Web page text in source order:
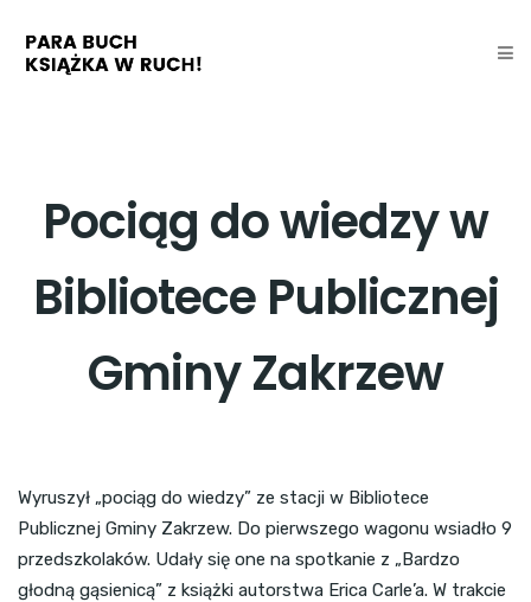
Pociąg do wiedzy w
Bibliotece Publicznej
Gminy Zakrzew
Wyruszył „pociąg do wiedzy” ze stacji w Bibliotece
Publicznej Gminy Zakrzew. Do pierwszego wagonu wsiadło 9
przedszkolaków. Udały się one na spotkanie z „Bardzo
głodną gąsienicą” z książki autorstwa Erica Carle’a. W trakcie